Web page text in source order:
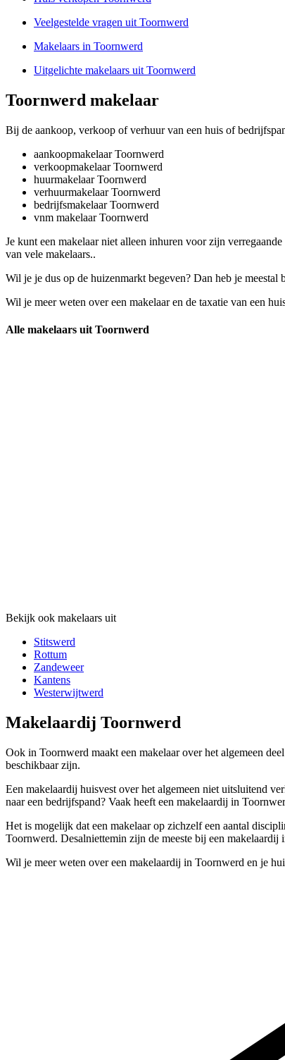
Veelgestelde vragen uit Toornwerd
Makelaars in Toornwerd
Uitgelichte makelaars uit Toornwerd
Toornwerd makelaar
Bij de aankoop, verkoop of verhuur van een huis of
aankoopmakelaar Toornwerd
verkoopmakelaar Toornwerd
huurmakelaar Toornwerd
verhuurmakelaar Toornwerd
bedrijfsmakelaar Toornwerd
vnm makelaar Toornwerd
Je kunt een makelaar niet alleen inhuren voor zijn
van vele makelaars..
Wil je je dus op de huizenmarkt begeven? Dan heb je
Wil je meer weten over een makelaar en de taxatie van een
Alle makelaars uit Toornwerd
Bekijk ook makelaars uit
Stitswerd
Rottum
Zandeweer
Kantens
Westerwijtwerd
Makelaardij Toornwerd
Ook in Toornwerd maakt een makelaar over het algemeen
beschikbaar zijn.
Een makelaardij huisvest over het algemeen niet uitsluitend
naar een bedrijfspand? Vaak heeft een makelaardij in
Het is mogelijk dat een makelaar op zichzelf een aantal
Toornwerd. Desalniettemin zijn de meeste bij een
Wil je meer weten over een makelaardij in Toornwerd en je